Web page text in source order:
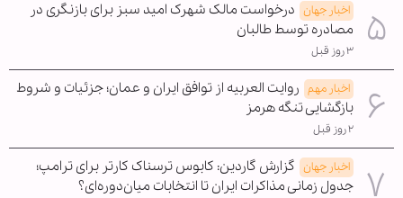
اخبار جهان درخواست مالک شهرک امید سبز برای بازنگری در
مصادره توسط طالبان
۳ روز قبل
اخبار مهم روایت العربیه از توافق ایران و عمان؛ جزئیات و شروط
بازگشایی تنگه هرمز
۲ روز قبل
اخبار جهان گزارش گاردین: کابوس ترسناک کارتر برای ترامپ؛
جدول زمانی مذاکرات ایران تا انتخابات میان‌دوره‌ای؟